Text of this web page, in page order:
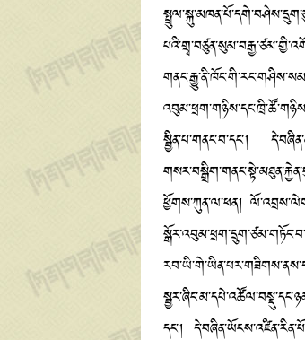
སྦྱིན་པ་གནང་བ་དང་།
ཕྱོགས་ཀུན་ལ་ཕན།
དང་།